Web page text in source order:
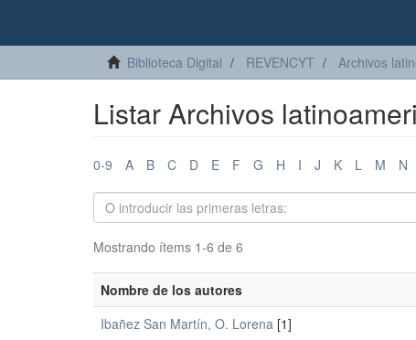
Biblioteca Digital REVENCYT Archivos
Listar Archivos
0-9 A B C D E F G H I J K L M N
Mostrando ítems 1-6 de 6
Nombre de los autores
Ibañez San Martín, O. Lorena [1]